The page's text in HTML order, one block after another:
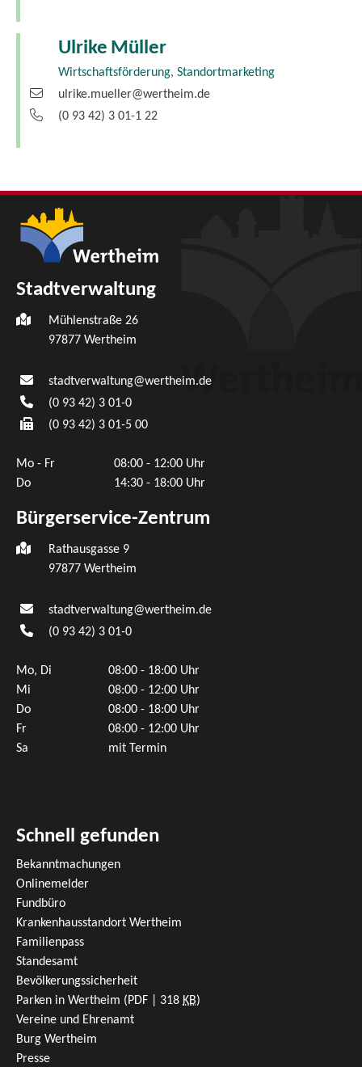
Ulrike Müller
Wirtschaftsförderung, Standortmarketing
ulrike.mueller@wertheim.de
(0 93 42) 3 01-1 22
Stadtverwaltung
Mühlenstraße 26
97877 Wertheim
stadtverwaltung@wertheim.de
(0 93 42) 3 01-0
(0 93 42) 3 01-5 00
Mo - Fr
08:00 - 12:00 Uhr
Do
14:30 - 18:00 Uhr
Bürgerservice-Zentrum
Rathausgasse 9
97877 Wertheim
stadtverwaltung@wertheim.de
(0 93 42) 3 01-0
Mo, Di
08:00 - 18:00 Uhr
Mi
08:00 - 12:00 Uhr
Do
08:00 - 18:00 Uhr
Fr
08:00 - 12:00 Uhr
Sa
mit Termin
Schnell gefunden
Bekanntmachungen
Onlinemelder
Fundbüro
Krankenhausstandort Wertheim
Familienpass
Standesamt
Bevölkerungssicherheit
Parken in Wertheim (PDF | 318 KB)
Vereine und Ehrenamt
Burg Wertheim
Presse